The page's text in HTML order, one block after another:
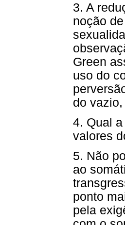
3. A
noção
Green
uso do
do
4. Qual
valores
5. Não
ao
ponto
pela